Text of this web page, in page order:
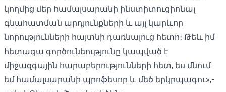
կողմից մեր համալսարանի ինստիտուցիոնալ
գնահատման արդյունքների և այլ կարևոր
նորությունների հայտնի դառնալուց հետո։ Թեև իմ
հետագա գործունեությունը կապված է
միջազգային հարաբերությունների հետ, ես մնում
եմ համալսարանի պրոֆեսոր և մեծ երկրպագու»,-